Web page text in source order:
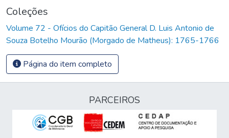
Coleções
Volume 72 - Ofícios do Capitão General D. Luis Antonio de
Souza Botelho Mourão (Morgado de Matheus): 1765-1766
Página do item completo
PARCEIROS